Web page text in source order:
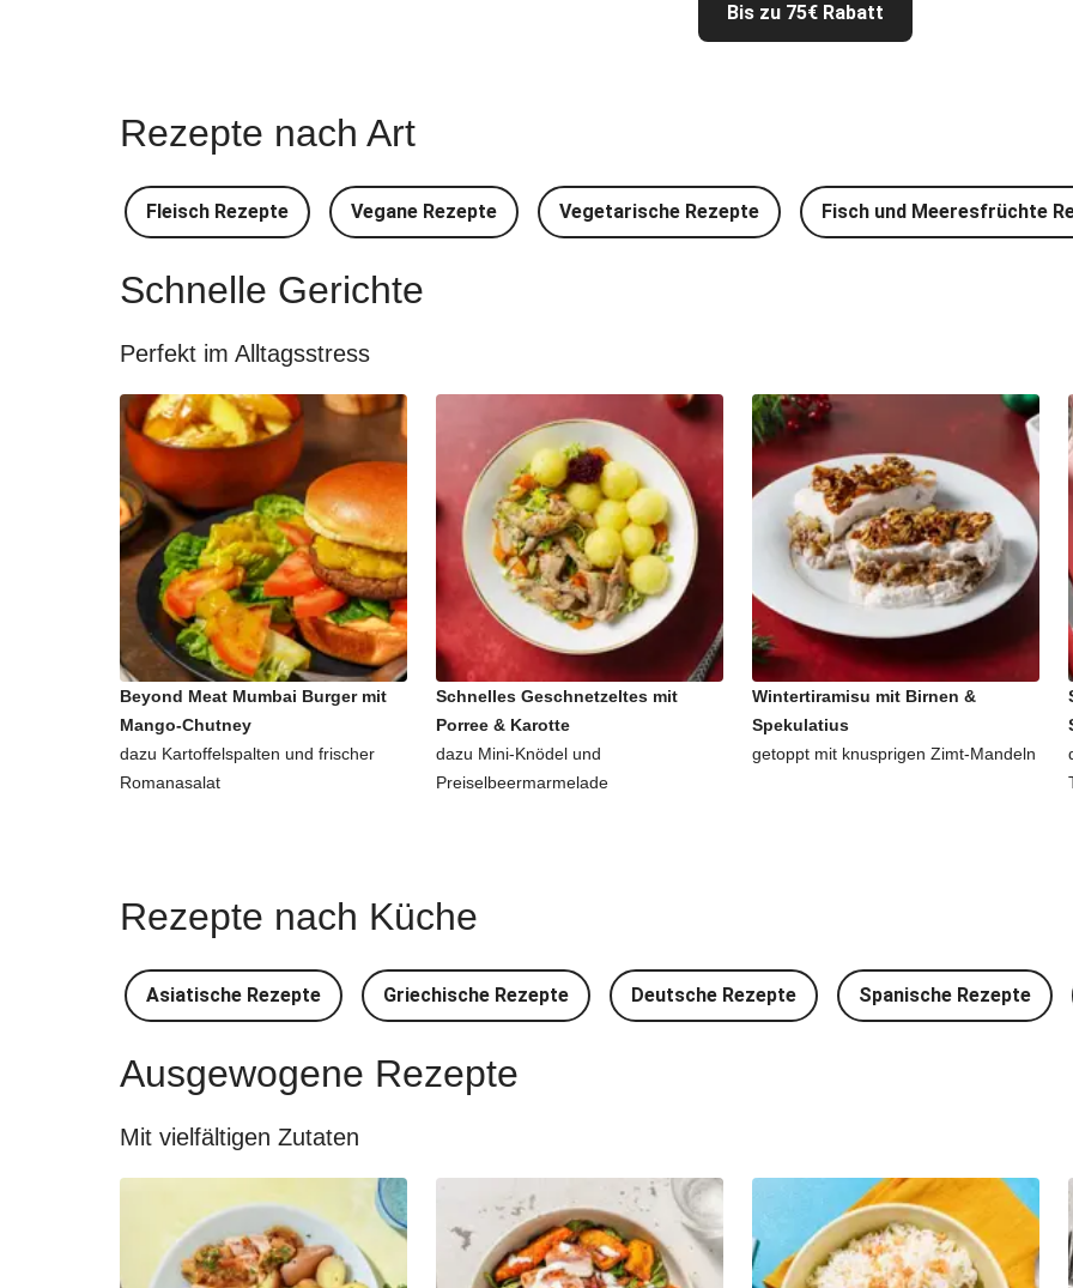
Bis zu 75€ Rabatt
Rezepte nach Art
Fleisch Rezepte Vegane Rezepte Vegetarische Rezepte Fisch und Meeresfrüchte
Schnelle Gerichte
Perfekt im Alltagsstress
Beyond Meat Mumbai Burger mit
Mango-Chutney
dazu Kartoffelspalten und frischer
Romanasalat
Schnelles Geschnetzeltes mit
Porree & Karotte
dazu Mini-Knödel und
Preiselbeermarmelade
Wintertiramisu mit Birnen &
Spekulatius
getoppt mit knusprigen Zimt-Mandeln
Rezepte nach Küche
Asiatische Rezepte Griechische Rezepte Deutsche Rezepte Spanische Rezepte
Ausgewogene Rezepte
Mit vielfältigen Zutaten